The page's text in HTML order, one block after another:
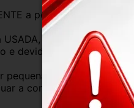
a peça anunciada.
ORIGINAL,
devidamente protegido e
pequenas marcas de uso,
a compra, analise todas